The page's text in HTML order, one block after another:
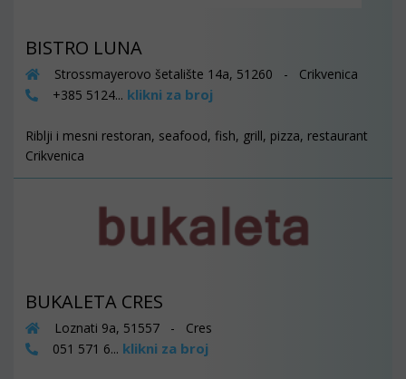
BISTRO LUNA
Strossmayerovo šetalište 14a, 51260 - Crikvenica
+385 5124... klikni za broj
Riblji i mesni restoran, seafood, fish, grill, pizza, restaurant
Crikvenica
BUKALETA CRES
Loznati 9a, 51557 - Cres
051 571 6... klikni za broj